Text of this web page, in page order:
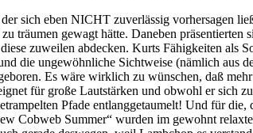
sich eben NICHT zuverlässig vorhersagen
träumen gewagt hätte. Daneben
zuweilen abdecken. Kurts Fähigkeiten
die ungewöhnliche Sichtweise (nämlich aus
Es wäre wirklich zu wünschen, daß
für große Lautstärken und obwohl er sich
Pfade entlanggetaumelt! Und für
Cobweb Summer“ wurden im gewohnt